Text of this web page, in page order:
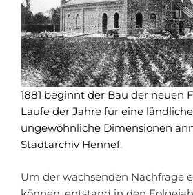
1881 beginnt der Bau der neuen
Laufe der Jahre für eine
ungewöhnliche Dimensionen
Stadtarchiv Hennef.
Um der wachsenden Nachfrage